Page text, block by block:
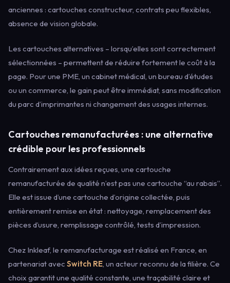
anciennes : cartouches constructeur, contrats peu flexibles,
absence de vision globale.
Les cartouches alternatives – lorsqu’elles sont correctement
sélectionnées – permettent de réduire fortement le coût à la
page. Pour une PME, un cabinet médical, un bureau d’études
ou un commerce, le gain peut être immédiat, sans modification
du parc d’imprimantes ni changement des usages internes.
Cartouches remanufacturées : une alternative
crédible pour les professionnels
Contrairement aux idées reçues, une cartouche
remanufacturée de qualité n’est pas une cartouche “au rabais”.
Elle est issue d’une cartouche d’origine collectée, puis
entièrement remise en état : nettoyage, remplacement des
pièces d’usure, remplissage contrôlé, tests d’impression.
Chez Inkleaf, le remanufacturage est réalisé en France, en
partenariat avec Switch RE, un acteur reconnu de la filière. Ce
choix garantit une qualité constante, une traçabilité claire et